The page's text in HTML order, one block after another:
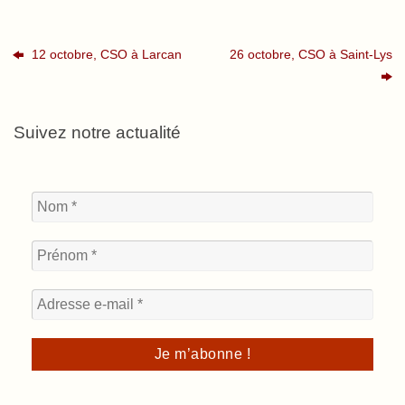
12 octobre, CSO à Larcan 26 octobre, CSO à Saint-Lys
Suivez notre actualité